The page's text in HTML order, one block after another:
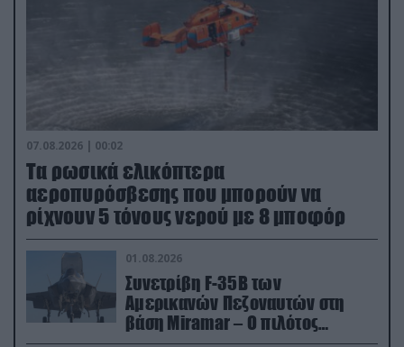
07.08.2026 | 00:02
Τα ρωσικά ελικόπτερα
αεροπυρόσβεσης που μπορούν να
ρίχνουν 5 τόνους νερού με 8 μποφόρ
01.08.2026
Συνετρίβη F-35B των
Αμερικανών Πεζοναυτών στη
βάση Miramar – Ο πιλότος
εκτινάχθηκε εγκαίρως